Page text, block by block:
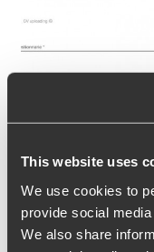
This website uses
We use cookies to
provide social
We also share
non
Tests sur les